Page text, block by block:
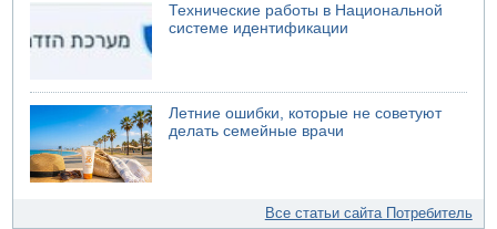
Технические работы в Национальной
системе идентификации
Летние ошибки, которые не советуют
делать семейные врачи
Все статьи сайта Потребитель